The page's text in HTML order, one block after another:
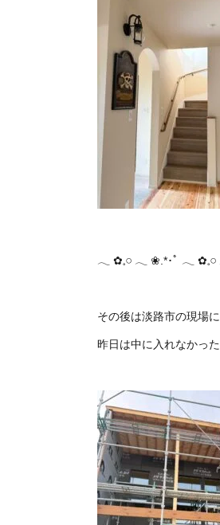
𓂃 ✿𓈒𓏸 ‪‪𓂃 ❀.*･ﾟ 𓂃 ✿𓈒𓏸
その後は淡路市の現場
昨日は中に入れなかっ